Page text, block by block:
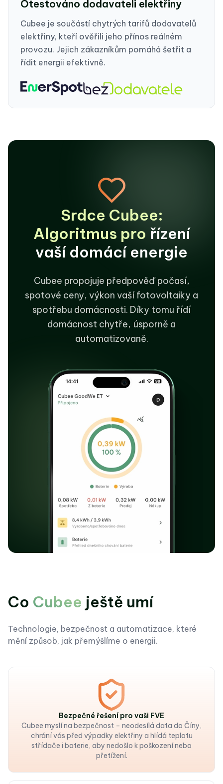
Otestováno dodavateli elektřiny
Cubee je součástí chytrých tarifů dodavatelů
elektřiny, kteří ověřili jeho přínos reálném
provozu. Jejich zákazníkům pomáhá šetřit a
řídit energii efektivně.
Srdce Cubee:
Algoritmus pro řízení
vaší domácí energie
Cubee propojuje předpověď počasí,
spotové ceny, výkon vaší fotovoltaiky a
spotřebu domácnosti. Díky tomu řídí
domácnost chytře, úsporně a
automatizovaně.
Co Cubee ještě umí
Technologie, bezpečnost a automatizace, které
mění způsob, jak přemýšlíme o energii.
Bezpečné řešení pro vaši FVE
Cubee myslí na bezpečnost – neodesílá data do Číny,
chrání vás před výpadky elektřiny a hlídá teplotu
střídače i baterie, aby nedošlo k poškození nebo
přetížení.